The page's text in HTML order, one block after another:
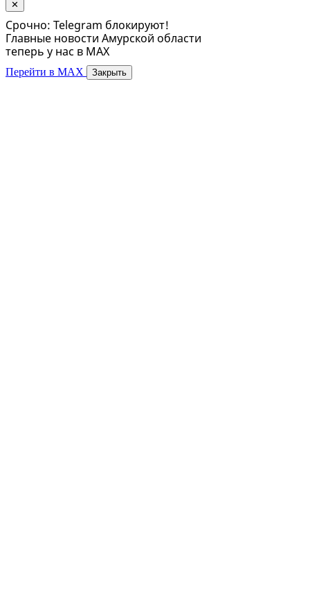
✕
Срочно: Telegram блокируют!
Главные новости Амурской области
теперь у нас в MAX
Перейти в MAX Закрыть